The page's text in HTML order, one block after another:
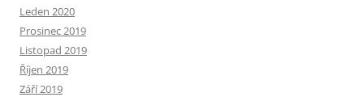
Leden 2020
Prosinec 2019
Listopad 2019
Říjen 2019
Září 2019